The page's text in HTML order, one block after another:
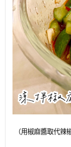
（用椒麻醬取代